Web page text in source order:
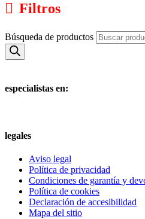
Filtros
Búsqueda de productos
especialistas en:
legales
Aviso legal
Política de privacidad
Condiciones de garantía y
Política de cookies
Declaración de accesibilidad
Mapa del sitio